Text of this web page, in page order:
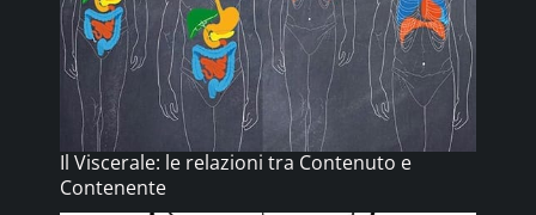
Il Viscerale: le relazioni tra Contenuto e
Contenente